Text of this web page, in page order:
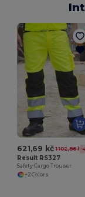
621,69 kč 1 102,86 kč
-
Result RS327
Safety Cargo Trouser
+2 Colors